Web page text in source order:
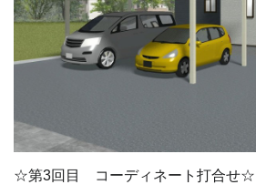
☆第3回目 コーディネート打合せ☆